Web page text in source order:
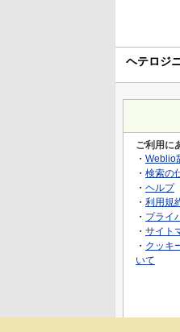
ヘテロジ
ご利用に
・ Weblio
・ 検索の
・ ヘルプ
・ 利用規
・ プライ
・ サイト
・ クッキ
いて